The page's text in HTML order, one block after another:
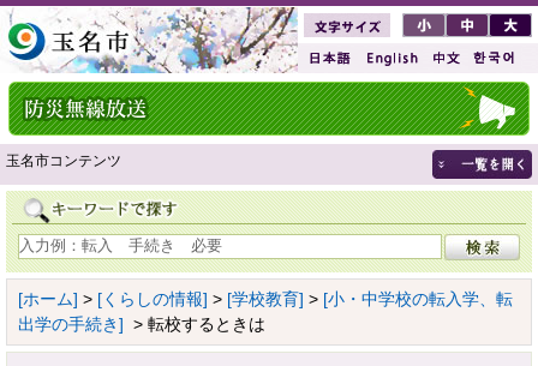
玉名市コンテンツ
[ホーム] > [くらしの情報] > [学校教育] > [小・中学校の転入学、転
出学の手続き] > 転校するときは